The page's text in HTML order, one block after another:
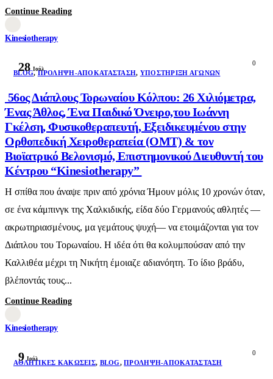
Continue Reading
Kinesiotherapy
28 Ιούλ
0
BLOG,ΠΡΌΛΗΨΗ-ΑΠΟΚΑΤΆΣΤΑΣΗ, ΥΠΟΣΤΉΡΙΞΗ ΑΓΏΝΩΝ
56ος Διάπλους Τορωναίου Κόλπου: 26 Χιλιόμετρα,
Ένας Άθλος, Ένα Παιδικό Όνειρο,του Ιωάννη
Γκέλση, Φυσικοθεραπευτή, Εξειδικευμένου στην
Ορθοπεδική Χειροθεραπεία (OMT) & τον
Βιοϊατρικό Βελονισμό, Επιστημονικού Διευθυντή του
Κέντρου “Kinesiotherapy”
Η σπίθα που άναψε πριν από χρόνια Ήμουν μόλις 10 χρονών όταν,
σε ένα κάμπινγκ της Χαλκιδικής, είδα δύο Γερμανούς αθλητές —
ακρωτηριασμένους, μα γεμάτους ψυχή— να ετοιμάζονται για τον
Διάπλου του Τορωναίου. Η ιδέα ότι θα κολυμπούσαν από την
Καλλιθέα μέχρι τη Νικήτη έμοιαζε αδιανόητη. Το ίδιο βράδυ,
βλέποντάς τους...
Continue Reading
Kinesiotherapy
9 Ιούλ
0
AΘΛΗΤΙΚΈΣ ΚΑΚΏΣΕΙΣ, BLOG,ΠΡΌΛΗΨΗ-ΑΠΟΚΑΤΆΣΤΑΣΗ